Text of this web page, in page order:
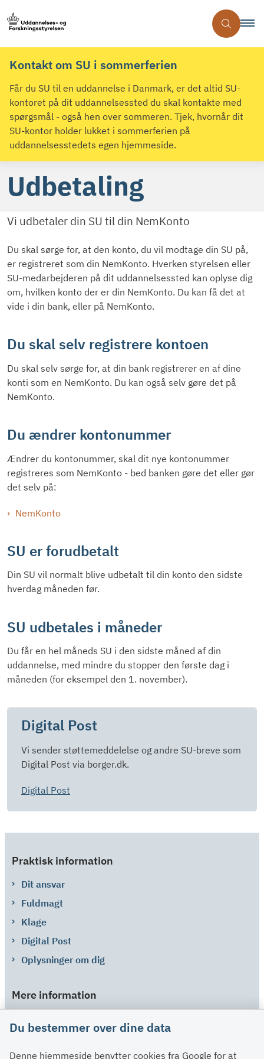
Kontakt om SU i sommerferien
Får du SU til en uddannelse i Danmark, er det altid SU-
kontoret på dit uddannelsessted du skal kontakte med
spørgsmål - også hen over sommeren. Tjek, hvornår dit
SU-kontor holder lukket i sommerferien på
uddannelsesstedets egen hjemmeside.
Udbetaling
Vi udbetaler din SU til din NemKonto
Du skal sørge for, at den konto, du vil modtage din SU på,
er registreret som din NemKonto. Hverken styrelsen eller
SU-medarbejderen på dit uddannelsessted kan oplyse dig
om, hvilken konto der er din NemKonto. Du kan få det at
vide i din bank, eller på NemKonto.
Du skal selv registrere kontoen
Du skal selv sørge for, at din bank registrerer en af dine
konti som en NemKonto. Du kan også selv gøre det på
NemKonto.
Du ændrer kontonummer
Ændrer du kontonummer, skal dit nye kontonummer
registreres som NemKonto - bed banken gøre det eller gør
det selv på:
NemKonto
SU er forudbetalt
Din SU vil normalt blive udbetalt til din konto den sidste
hverdag måneden før.
SU udbetales i måneder
Du får en hel måneds SU i den sidste måned af din
uddannelse, med mindre du stopper den første dag i
måneden (for eksempel den 1. november).
Digital Post
Vi sender støttemeddelelse og andre SU-breve som
Digital Post via borger.dk.
Digital Post
Praktisk information
Dit ansvar
Fuldmagt
Klage
Digital Post
Oplysninger om dig
Mere information
Spørgsmål og svar
Du bestemmer over dine data
Denne hjemmeside benytter cookies fra Google for at